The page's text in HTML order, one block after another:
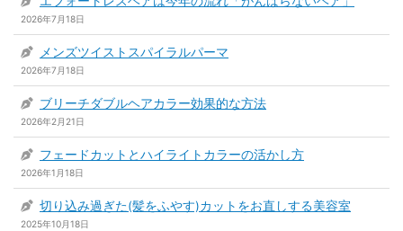
2026年7月18日
メンズツイストスパイラルパーマ
2026年7月18日
ブリーチダブルヘアカラー効果的な方法
2026年2月21日
フェードカットとハイライトカラーの活かし方
2026年1月18日
切り込み過ぎた(髪をふやす)カットをお直しする美容室
2025年10月18日